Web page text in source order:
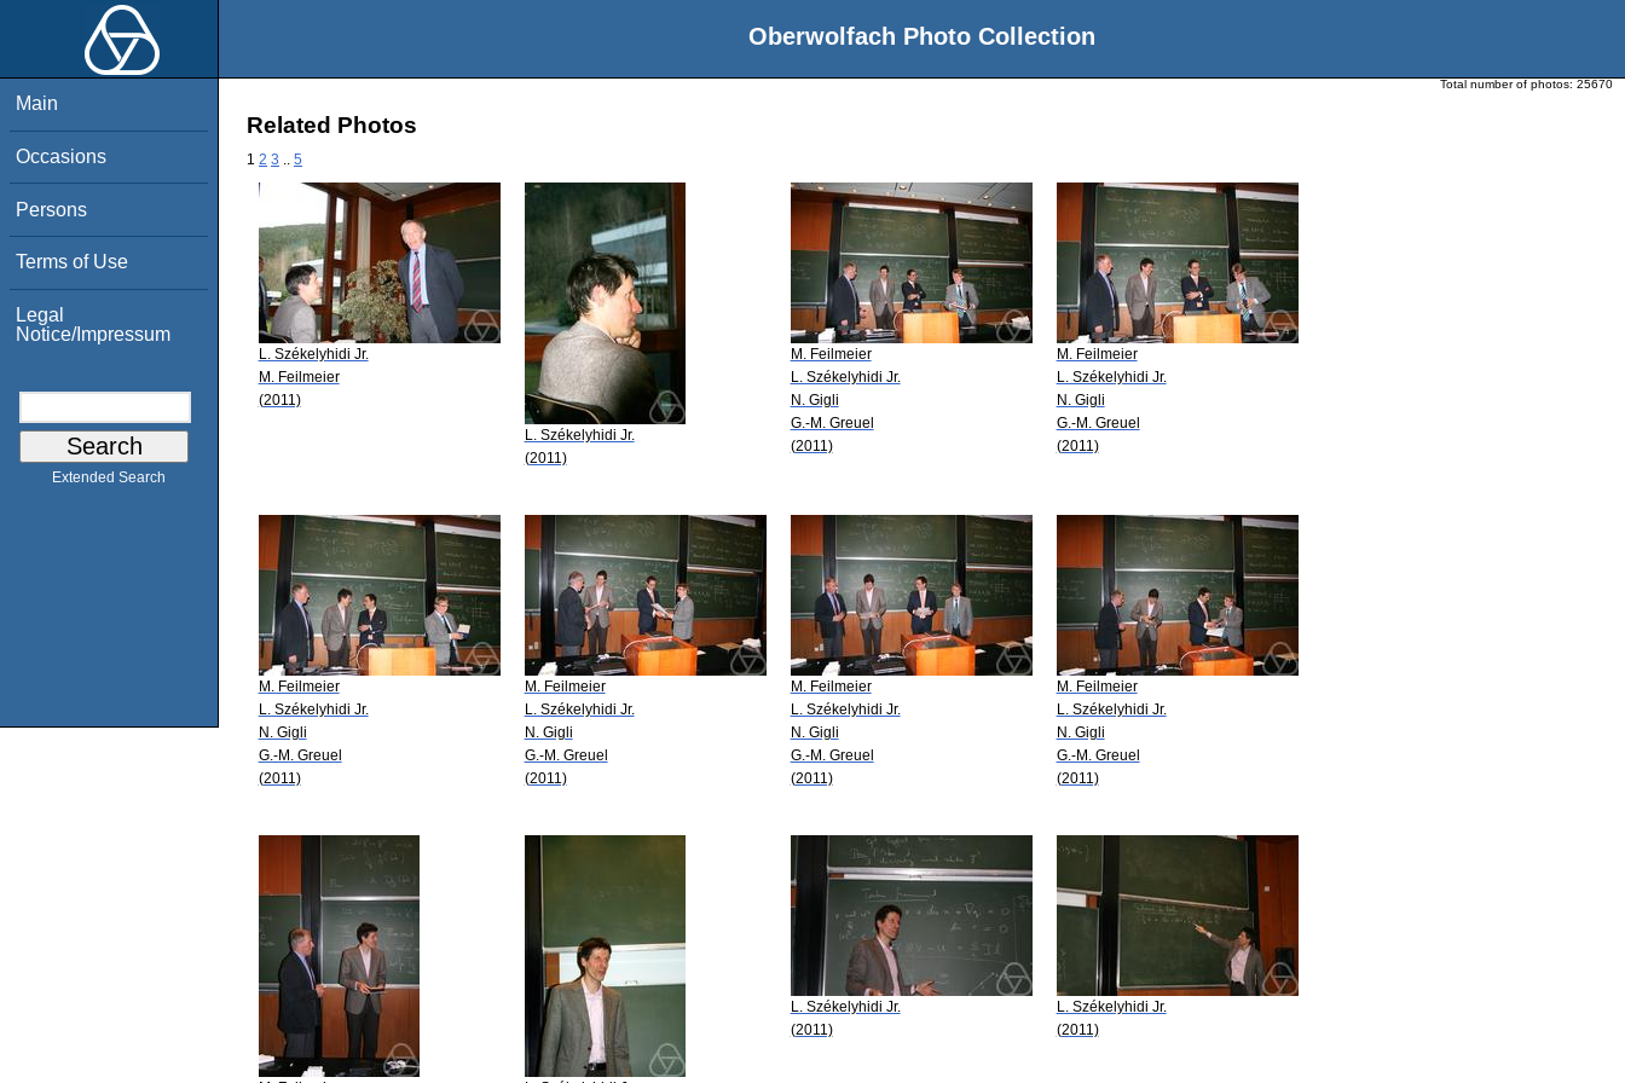
Oberwolfach Photo Collection
Main
Occasions
Persons
Terms of Use
Legal
Notice/Impressum
Extended Search
Total number of photos: 25670
Related Photos
1 2 3 5
L. Székelyhidi Jr.
M. Feilmeier
(2011)
L. Székelyhidi Jr.
(2011)
M. Feilmeier
L. Székelyhidi Jr.
N. Gigli
G.-M. Greuel
(2011)
M. Feilmeier
L. Székelyhidi Jr.
N. Gigli
G.-M. Greuel
(2011)
M. Feilmeier
L. Székelyhidi Jr.
N. Gigli
G.-M. Greuel
(2011)
M. Feilmeier
L. Székelyhidi Jr.
N. Gigli
G.-M. Greuel
(2011)
M. Feilmeier
L. Székelyhidi Jr.
N. Gigli
G.-M. Greuel
(2011)
M. Feilmeier
L. Székelyhidi Jr.
N. Gigli
G.-M. Greuel
(2011)
L. Székelyhidi Jr.
(2011)
L. Székelyhidi Jr.
(2011)